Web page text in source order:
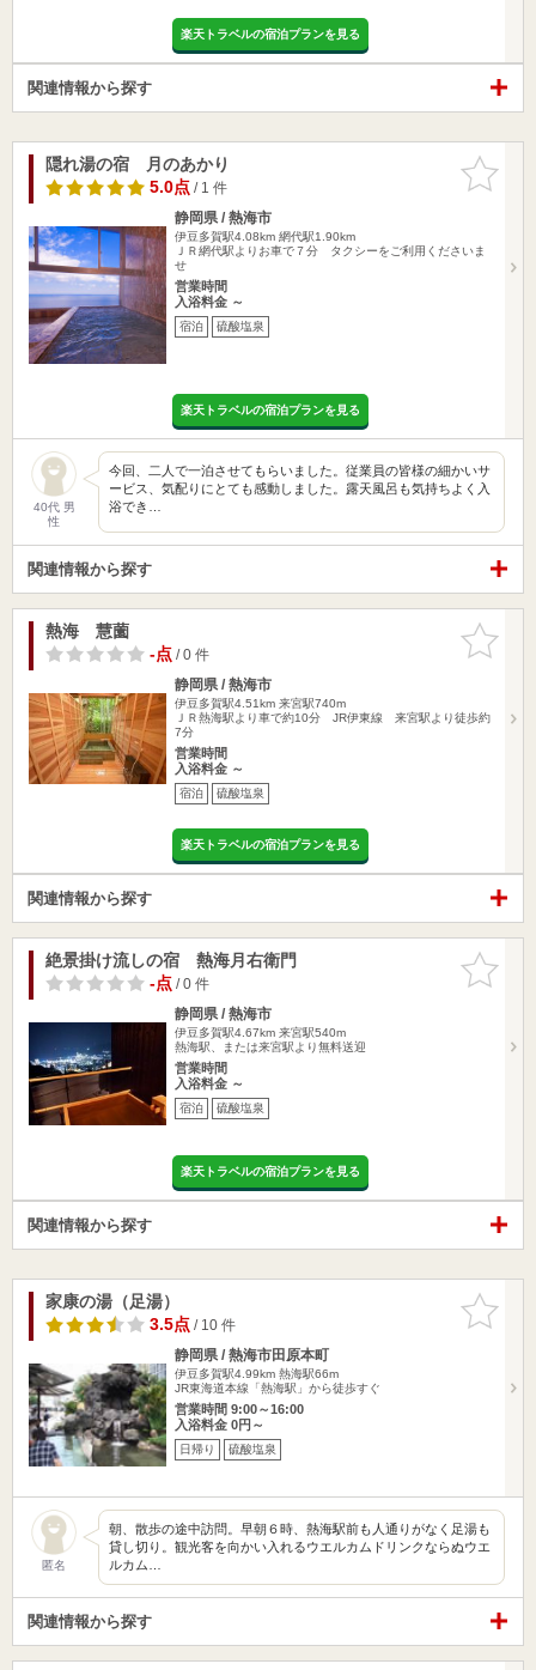
楽天トラベルの宿泊プランを見る
関連情報から探す
お気に入
りに追加
隠れ湯の宿 月のあかり
5.0点/ 1 件
静岡県 / 熱海市
伊豆多賀駅4.08km 網代駅1.90km
ＪＲ網代駅よりお車で７分 タクシーをご利用くださいま
せ
営業時間
入浴料金 ～
宿泊 硫酸塩泉
楽天トラベルの宿泊プランを見る
40代 男
性
今回、二人で一泊させてもらいました。従業員の皆様の細かいサ
ービス、気配りにとても感動しました。露天風呂も気持ちよく入
浴でき…
関連情報から探す
お気に入
りに追加
熱海 慧薗
-点/ 0 件
静岡県 / 熱海市
伊豆多賀駅4.51km 来宮駅740m
ＪＲ熱海駅より車で約10分 JR伊東線 来宮駅より徒歩約
7分
営業時間
入浴料金 ～
宿泊 硫酸塩泉
楽天トラベルの宿泊プランを見る
関連情報から探す
お気に入
りに追加
絶景掛け流しの宿 熱海月右衛門
-点/ 0 件
静岡県 / 熱海市
伊豆多賀駅4.67km 来宮駅540m
熱海駅、または来宮駅より無料送迎
営業時間
入浴料金 ～
宿泊 硫酸塩泉
楽天トラベルの宿泊プランを見る
関連情報から探す
お気に入
りに追加
家康の湯（足湯）
3.5点/ 10 件
静岡県 / 熱海市田原本町
伊豆多賀駅4.99km 熱海駅66m
JR東海道本線「熱海駅」から徒歩すぐ
営業時間 9:00～16:00
入浴料金 0円～
日帰り 硫酸塩泉
匿名
朝、散歩の途中訪問。早朝６時、熱海駅前も人通りがなく足湯も
貸し切り。観光客を向かい入れるウエルカムドリンクならぬウエ
ルカム…
関連情報から探す